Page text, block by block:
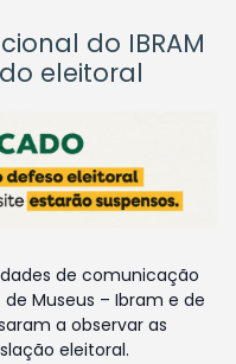
do IBRAM
eleitoral
de comunicação
Museus – Ibram e de
a observar as
eleitoral.